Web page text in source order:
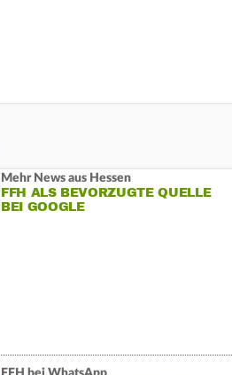
Mehr News aus Hessen
FFH ALS BEVORZUGTE QUELLE
BEI GOOGLE